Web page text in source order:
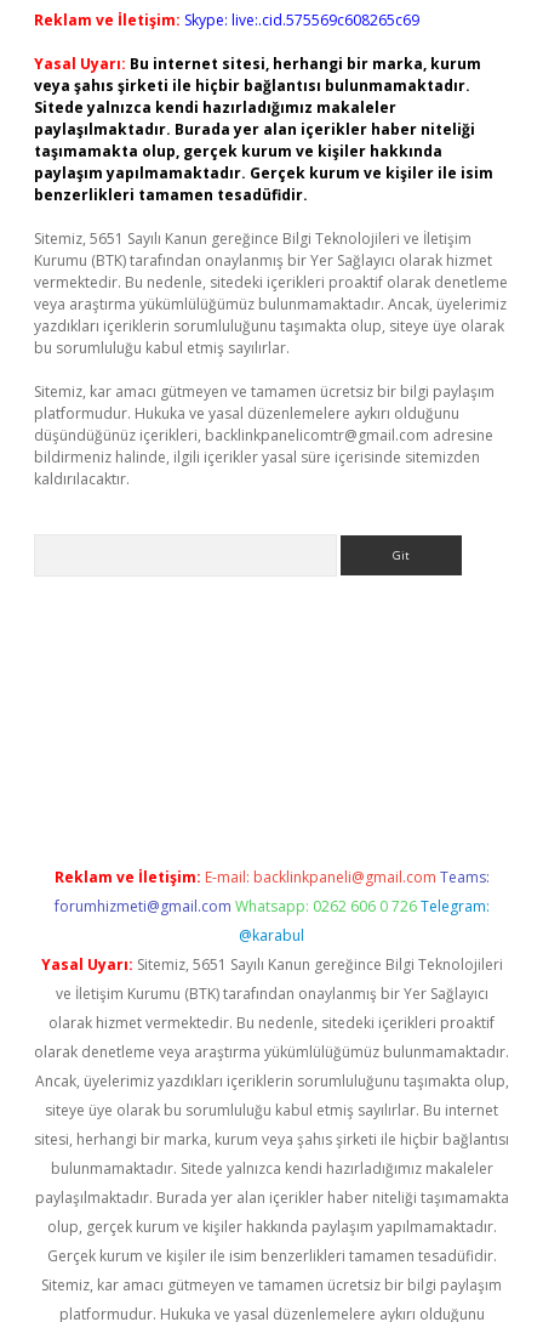
Reklam ve İletişim: Skype: live:.cid.575569c608265c69
Yasal Uyarı: Bu internet sitesi, herhangi bir marka, kurum
veya şahıs şirketi ile hiçbir bağlantısı bulunmamaktadır.
Sitede yalnızca kendi hazırladığımız makaleler
paylaşılmaktadır. Burada yer alan içerikler haber niteliği
taşımamakta olup, gerçek kurum ve kişiler hakkında
paylaşım yapılmamaktadır. Gerçek kurum ve kişiler ile isim
benzerlikleri tamamen tesadüfidir.
Sitemiz, 5651 Sayılı Kanun gereğince Bilgi Teknolojileri ve İletişim
Kurumu (BTK) tarafından onaylanmış bir Yer Sağlayıcı olarak hizmet
vermektedir. Bu nedenle, sitedeki içerikleri proaktif olarak denetleme
veya araştırma yükümlülüğümüz bulunmamaktadır. Ancak, üyelerimiz
yazdıkları içeriklerin sorumluluğunu taşımakta olup, siteye üye olarak
bu sorumluluğu kabul etmiş sayılırlar.
Sitemiz, kar amacı gütmeyen ve tamamen ücretsiz bir bilgi paylaşım
platformudur. Hukuka ve yasal düzenlemelere aykırı olduğunu
düşündüğünüz içerikleri, backlinkpanelicomtr@gmail.com adresine
bildirmeniz halinde, ilgili içerikler yasal süre içerisinde sitemizden
kaldırılacaktır.
Reklam ve İletişim: E-mail: backlinkpaneli@gmail.com Teams:
forumhizmeti@gmail.com Whatsapp: 0262 606 0 726 Telegram:
@karabul
Yasal Uyarı: Sitemiz, 5651 Sayılı Kanun gereğince Bilgi Teknolojileri
ve İletişim Kurumu (BTK) tarafından onaylanmış bir Yer Sağlayıcı
olarak hizmet vermektedir. Bu nedenle, sitedeki içerikleri proaktif
olarak denetleme veya araştırma yükümlülüğümüz bulunmamaktadır.
Ancak, üyelerimiz yazdıkları içeriklerin sorumluluğunu taşımakta olup,
siteye üye olarak bu sorumluluğu kabul etmiş sayılırlar. Bu internet
sitesi, herhangi bir marka, kurum veya şahıs şirketi ile hiçbir bağlantısı
bulunmamaktadır. Sitede yalnızca kendi hazırladığımız makaleler
paylaşılmaktadır. Burada yer alan içerikler haber niteliği taşımamakta
olup, gerçek kurum ve kişiler hakkında paylaşım yapılmamaktadır.
Gerçek kurum ve kişiler ile isim benzerlikleri tamamen tesadüfidir.
Sitemiz, kar amacı gütmeyen ve tamamen ücretsiz bir bilgi paylaşım
platformudur. Hukuka ve yasal düzenlemelere aykırı olduğunu